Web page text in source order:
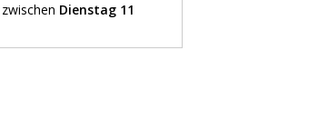
zwischen Dienstag 11